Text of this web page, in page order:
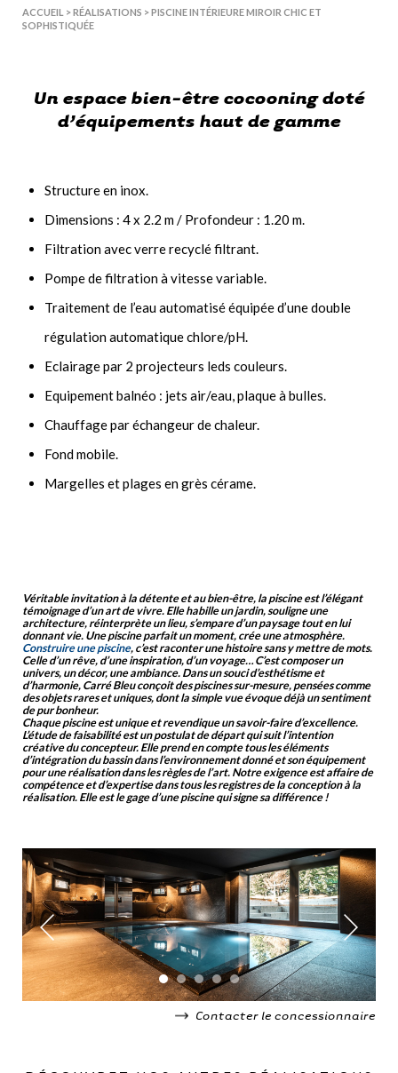
ACCUEIL >RÉALISATIONS >PISCINE INTÉRIEURE MIROIR CHIC ET
SOPHISTIQUÉE
Un espace bien-être cocooning doté
d’équipements haut de gamme
Structure en inox.
Dimensions : 4 x 2.2 m / Profondeur : 1.20 m.
Filtration avec verre recyclé filtrant.
Pompe de filtration à vitesse variable.
Traitement de l’eau automatisé équipée d’une double
régulation automatique chlore/pH.
Eclairage par 2 projecteurs leds couleurs.
Equipement balnéo : jets air/eau, plaque à bulles.
Chauffage par échangeur de chaleur.
Fond mobile.
Margelles et plages en grès cérame.
Véritable invitation à la détente et au bien-être, la piscine est l’élégant
témoignage d’un art de vivre. Elle habille un jardin, souligne une
architecture, réinterprète un lieu, s’empare d’un paysage tout en lui
donnant vie. Une piscine parfait un moment, crée une atmosphère.
Construire une piscine, c’est raconter une histoire sans y mettre de mots.
Celle d’un rêve, d’une inspiration, d’un voyage… C’est composer un
univers, un décor, une ambiance. Dans un souci d’esthétisme et
d’harmonie, Carré Bleu conçoit des piscines sur-mesure, pensées comme
des objets rares et uniques, dont la simple vue évoque déjà un sentiment
de pur bonheur.
Chaque piscine est unique et revendique un savoir-faire d’excellence.
L’étude de faisabilité est un postulat de départ qui suit l’intention
créative du concepteur. Elle prend en compte tous les éléments
d’intégration du bassin dans l’environnement donné et son équipement
pour une réalisation dans les règles de l’art. Notre exigence est affaire de
compétence et d’expertise dans tous les registres de la conception à la
réalisation. Elle est le gage d’une piscine qui signe sa différence !
Contacter le concessionnaire